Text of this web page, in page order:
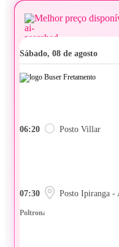
Melhor preço
sábado, 08 de agosto
06:20 Posto Villar
07:30 Posto Ipiranga -
Poltrona